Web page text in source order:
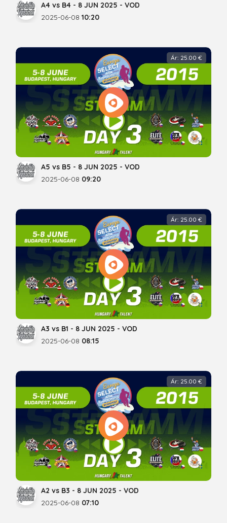
A4 vs B4 - 8 JUN 2025 - VOD
2025-06-08 10:20
Ár: 25.00 €
A5 vs B5 - 8 JUN 2025 - VOD
2025-06-08 09:20
Ár: 25.00 €
A3 vs B1 - 8 JUN 2025 - VOD
2025-06-08 08:15
Ár: 25.00 €
A2 vs B3 - 8 JUN 2025 - VOD
2025-06-08 07:10